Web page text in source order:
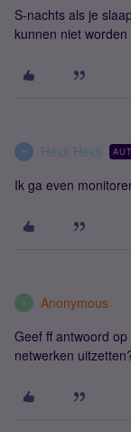
S-nachts als je
kunnen niet
H Heidi Heidi
Ik ga even
A Anonymous
Geef ff antwoord
netwerken